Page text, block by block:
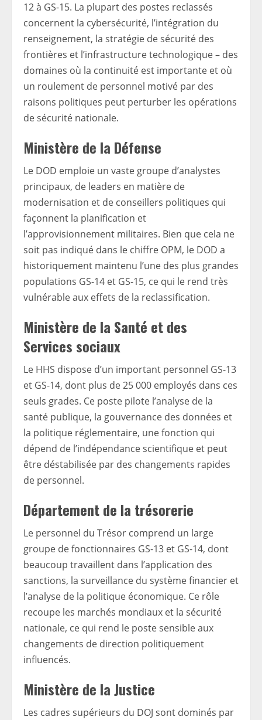
12 à GS-15. La plupart des postes reclassés
concernent la cybersécurité, l’intégration du
renseignement, la stratégie de sécurité des
frontières et l’infrastructure technologique – des
domaines où la continuité est importante et où
un roulement de personnel motivé par des
raisons politiques peut perturber les opérations
de sécurité nationale.
Ministère de la Défense
Le DOD emploie un vaste groupe d’analystes
principaux, de leaders en matière de
modernisation et de conseillers politiques qui
façonnent la planification et
l’approvisionnement militaires. Bien que cela ne
soit pas indiqué dans le chiffre OPM, le DOD a
historiquement maintenu l’une des plus grandes
populations GS-14 et GS-15, ce qui le rend très
vulnérable aux effets de la reclassification.
Ministère de la Santé et des
Services sociaux
Le HHS dispose d’un important personnel GS-13
et GS-14, dont plus de 25 000 employés dans ces
seuls grades. Ce poste pilote l’analyse de la
santé publique, la gouvernance des données et
la politique réglementaire, une fonction qui
dépend de l’indépendance scientifique et peut
être déstabilisée par des changements rapides
de personnel.
Département de la trésorerie
Le personnel du Trésor comprend un large
groupe de fonctionnaires GS-13 et GS-14, dont
beaucoup travaillent dans l’application des
sanctions, la surveillance du système financier et
l’analyse de la politique économique. Ce rôle
recoupe les marchés mondiaux et la sécurité
nationale, ce qui rend le poste sensible aux
changements de direction politiquement
influencés.
Ministère de la Justice
Les cadres supérieurs du DOJ sont dominés par